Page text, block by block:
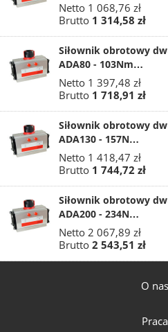
Netto 1 068,76 zł
Brutto 1 314,58 zł
Siłownik obrotowy
ADA80 - 103Nm…
Netto 1 397,48 zł
Brutto 1 718,91 zł
Siłownik obrotowy
ADA130 - 157N…
Netto 1 418,47 zł
Brutto 1 744,72 zł
Siłownik obrotowy
ADA200 - 234N…
Netto 2 067,89 zł
Brutto 2 543,51 zł
O nas
Praca